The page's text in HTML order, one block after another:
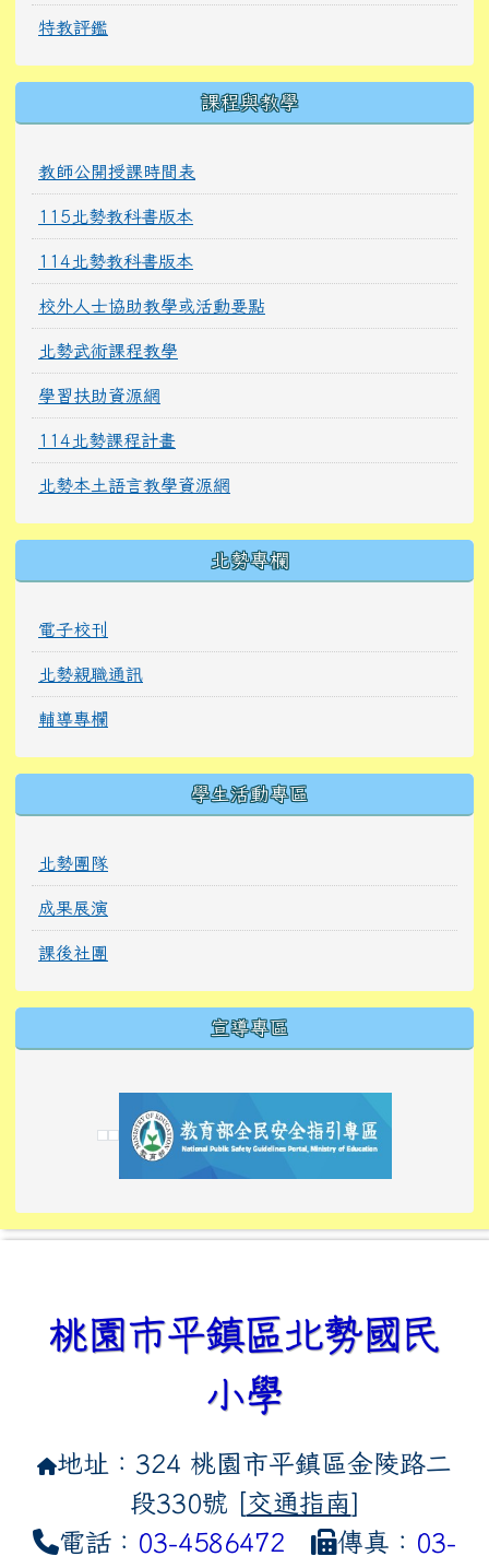
特教評鑑
課程與教學
教師公開授課時間表
115北勢教科書版本
114北勢教科書版本
校外人士協助教學或活動要點
北勢武術課程教學
學習扶助資源網
114北勢課程計畫
北勢本土語言教學資源網
北勢專欄
電子校刊
北勢親職通訊
輔導專欄
學生活動專區
北勢團隊
成果展演
課後社團
宣導專區
link to https://
link to https://10000.gov.tw/
link to https://
link to https://10000.gov.tw/
link to https://
link to https://
link to https://i.win.org.tw/
link to https://
link to https://
link to https://
link to https://
桃園市平鎮區北勢國民
小學
地址：324 桃園市平鎮區金陵路二
段330號 [交通指南]
電話： 03-4586472 傳真： 03-